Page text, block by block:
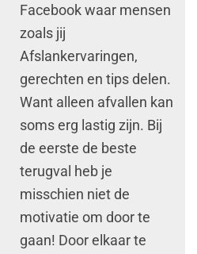
Facebook waar mensen
zoals jij
Afslankervaringen,
gerechten en tips delen.
Want alleen afvallen kan
soms erg lastig zijn. Bij
de eerste de beste
terugval heb je
misschien niet de
motivatie om door te
gaan! Door elkaar te